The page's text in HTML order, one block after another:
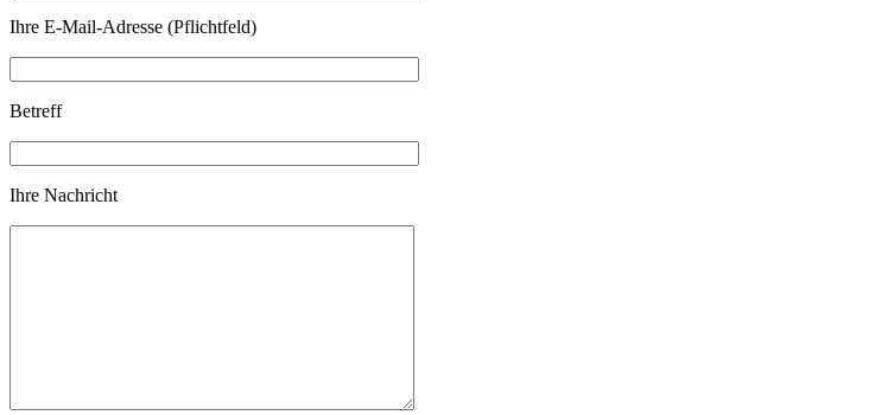
Ihre E-Mail-Adresse (Pflichtfeld)
Betreff
Ihre Nachricht